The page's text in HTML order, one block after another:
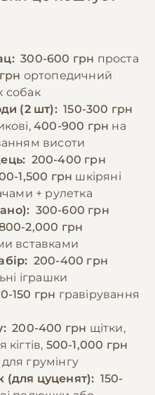
догляду.
Дорослих
розміру та
собаки. Необхідно
до свіжої
організму на
300-600 грн проста
ортопедичний
собак
(2 шт): 150-300 грн
400-900 грн на
висоти
200-400 грн
1,500 грн шкіряні
+ рулетка
300-600 грн
2,000 грн
вставками
200-400 грн
іграшки
150 грн гравірування
200-400 грн щітки,
500-1,000 грн
грумінгу
(для цуценят): 150-